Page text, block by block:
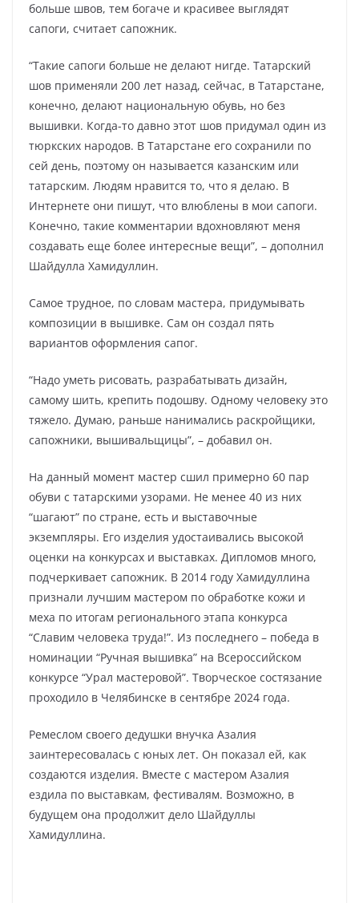
больше швов, тем богаче и красивее выглядят
сапоги, считает сапожник.
“Такие сапоги больше не делают нигде. Татарский
шов применяли 200 лет назад, сейчас, в Татарстане,
конечно, делают национальную обувь, но без
вышивки. Когда-то давно этот шов придумал один из
тюркских народов. В Татарстане его сохранили по
сей день, поэтому он называется казанским или
татарским. Людям нравится то, что я делаю. В
Интернете они пишут, что влюблены в мои сапоги.
Конечно, такие комментарии вдохновляют меня
создавать еще более интересные вещи”, – дополнил
Шайдулла Хамидуллин.
Самое трудное, по словам мастера, придумывать
композиции в вышивке. Сам он создал пять
вариантов оформления сапог.
“Надо уметь рисовать, разрабатывать дизайн,
самому шить, крепить подошву. Одному человеку это
тяжело. Думаю, раньше нанимались раскройщики,
сапожники, вышивальщицы”, – добавил он.
На данный момент мастер сшил примерно 60 пар
обуви с татарскими узорами. Не менее 40 из них
“шагают” по стране, есть и выставочные
экземпляры. Его изделия удостаивались высокой
оценки на конкурсах и выставках. Дипломов много,
подчеркивает сапожник. В 2014 году Хамидуллина
признали лучшим мастером по обработке кожи и
меха по итогам регионального этапа конкурса
“Славим человека труда!”. Из последнего – победа в
номинации “Ручная вышивка” на Всероссийском
конкурсе “Урал мастеровой”. Творческое состязание
проходило в Челябинске в сентябре 2024 года.
Ремеслом своего дедушки внучка Азалия
заинтересовалась с юных лет. Он показал ей, как
создаются изделия. Вместе с мастером Азалия
ездила по выставкам, фестивалям. Возможно, в
будущем она продолжит дело Шайдуллы
Хамидуллина.